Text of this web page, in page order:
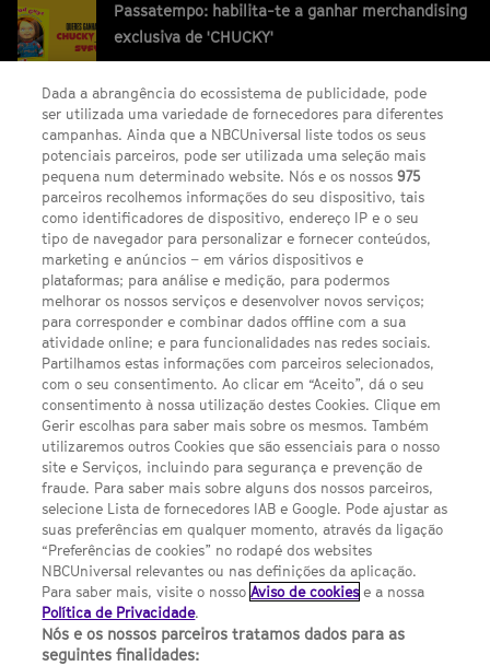
Passatempo: habilita-te a ganhar merchandising
exclusiva de 'CHUCKY'
SEGUE-NOS
FACEBOOK
TWITTER
YOUTUBEINSTAGRAM
LINKS ÚTEIS
Escolhas de Anúncios
Política de privacidade
Termos E Condições
FILMES
UMA DIVISÃO DA NBCUNIVERSAL
Contact us by email: contact.SYFYPortugal@ncbuni.com
NBC Universal Global Networks España S.L.U. is wholly owned
Dada a abrangência do ecossistema de publicidade, pode
ser utilizada uma variedade de fornecedores para diferentes
campanhas. Ainda que a NBCUniversal liste todos os seus
potenciais parceiros, pode ser utilizada uma seleção mais
pequena num determinado website. Nós e os nossos975
parceiros recolhemos informações do seu dispositivo, tais
como identificadores de dispositivo, endereço IP e o seu
tipo de navegador para personalizar e fornecer conteúdos,
marketing e anúncios – em vários dispositivos e
plataformas; para análise e medição, para podermos
melhorar os nossos serviços e desenvolver novos serviços;
para corresponder e combinar dados offline com a sua
atividade online; e para funcionalidades nas redes sociais.
Partilhamos estas informações com parceiros selecionados,
com o seu consentimento. Ao clicar em “Aceito”, dá o seu
consentimento à nossa utilização destes Cookies. Clique em
Gerir escolhas para saber mais sobre os mesmos. Também
utilizaremos outros Cookies que são essenciais para o nosso
site e Serviços, incluindo para segurança e prevenção de
fraude. Para saber mais sobre alguns dos nossos parceiros,
selecione Lista de fornecedores IAB e Google. Pode ajustar as
suas preferências em qualquer momento, através da ligação
“Preferências de cookies” no rodapé dos websites
NBCUniversal relevantes ou nas definições da aplicação.
Para saber mais, visite o nossoAviso de cookies e a nossa
Política de Privacidade.
Nós e os nossos parceiros tratamos dados para as
seguintes finalidades: